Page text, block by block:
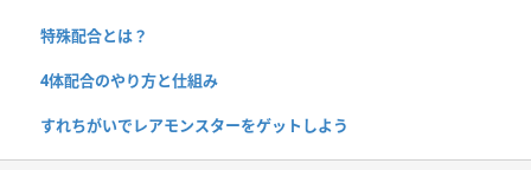
特殊配合とは？
4体配合のやり方と仕組み
すれちがいでレアモンスターをゲットしよう